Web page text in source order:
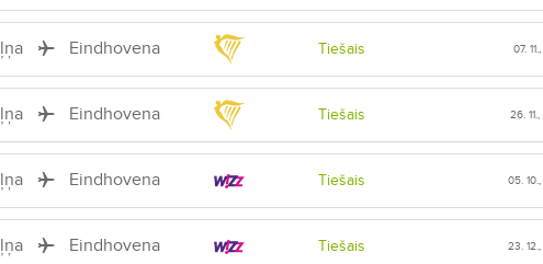
Eindhovena Tiešais 07.
Eindhovena Tiešais 26.
Eindhovena Tiešais 05.
Eindhovena Tiešais 23.